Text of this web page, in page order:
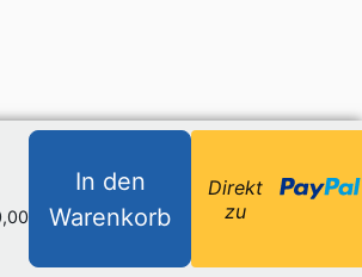
In den
Warenkorb
Direkt
zu